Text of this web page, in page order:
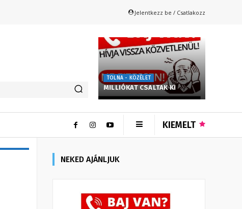
Jelentkezz be / Csatlakozz
TOLNA - KÖZÉLET
MILLIÓKAT CSALTAK KI
KIEMELT
NEKED AJÁNLJUK